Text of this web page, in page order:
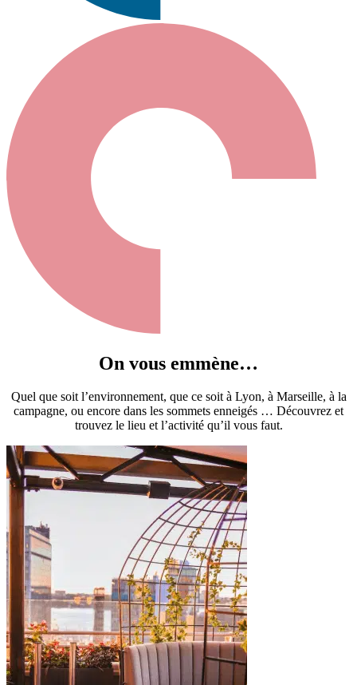
On vous emmène…
Quel que soit l’environnement, que ce soit à Lyon, à Marseille, à la
campagne, ou encore dans les sommets enneigés … Découvrez et
trouvez le lieu et l’activité qu’il vous faut.